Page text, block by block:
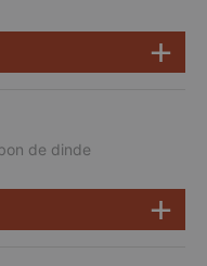
de dinde